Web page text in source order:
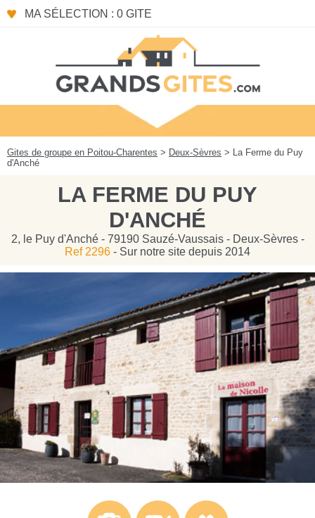
MA SÉLECTION : 0 GITE
Gites de groupe en Poitou-Charentes > Deux-Sèvres > La Ferme du Puy
d'Anché
LA FERME DU PUY
D'ANCHÉ
2, le Puy d'Anché - 79190 Sauzé-Vaussais - Deux-Sèvres -
Ref 2296 - Sur notre site depuis 2014
Panneau de gestion des cookies